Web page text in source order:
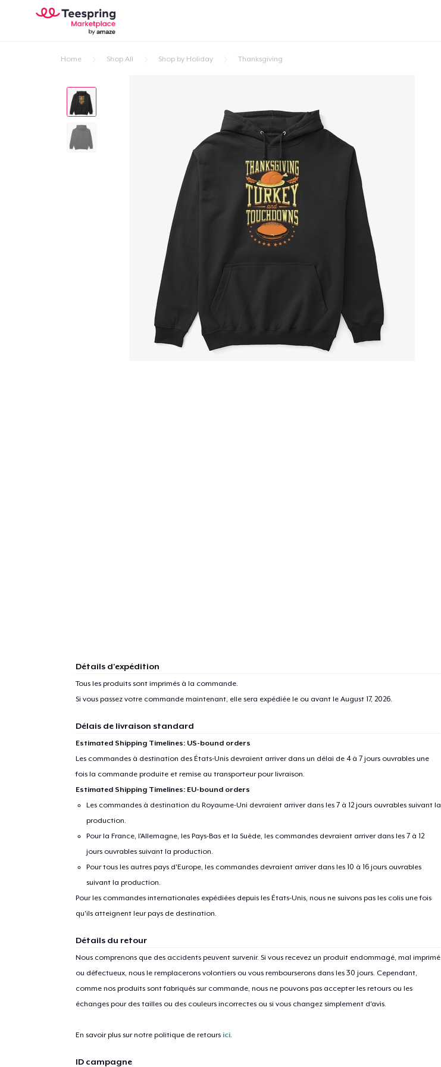
Home Shop All Shop by Holiday Thanksgiving
Détails d'expédition
Tous les produits sont imprimés à la commande.
Si vous passez votre commande maintenant, elle sera expédiée le ou avant le August 17, 2026.
Délais de livraison standard
Estimated Shipping Timelines: US-bound orders
Les commandes à destination des États-Unis devraient arriver dans un délai de 4 à 7 jours ouvrables une
fois la commande produite et remise au transporteur pour livraison.
Estimated Shipping Timelines: EU-bound orders
Les commandes à destination du Royaume-Uni devraient arriver dans les 7 à 12 jours ouvrables suivant la
production.
Pour la France, l'Allemagne, les Pays-Bas et la Suède, les commandes devraient arriver dans les 7 à 12
jours ouvrables suivant la production.
Pour tous les autres pays d'Europe, les commandes devraient arriver dans les 10 à 16 jours ouvrables
suivant la production.
Pour les commandes internationales expédiées depuis les États-Unis, nous ne suivons pas les colis une fois
qu'ils atteignent leur pays de destination.
Détails du retour
Nous comprenons que des accidents peuvent survenir. Si vous recevez un produit endommagé, mal imprimé
ou défectueux, nous le remplacerons volontiers ou vous rembourserons dans les 30 jours. Cependant,
comme nos produits sont fabriqués sur commande, nous ne pouvons pas accepter les retours ou les
échanges pour des tailles ou des couleurs incorrectes ou si vous changez simplement d'avis.
En savoir plus sur notre politique de retours ici.
ID campagne
Procéder à la